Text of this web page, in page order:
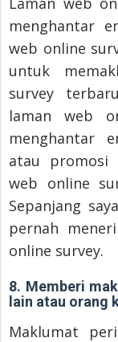
menghantar
web online
untuk
survey
laman web
menghantar
atau promosi
web online
Sepanjang
pernah
online survey.
8. Memberi
lain atau orang
Maklumat